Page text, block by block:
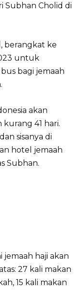
Subhan Cholid di
berangkat ke
untuk
bagi jemaah
akan
41 hari.
sisanya di
hotel jemaah
Subhan.
haji akan
27 kali makan
15 kali makan